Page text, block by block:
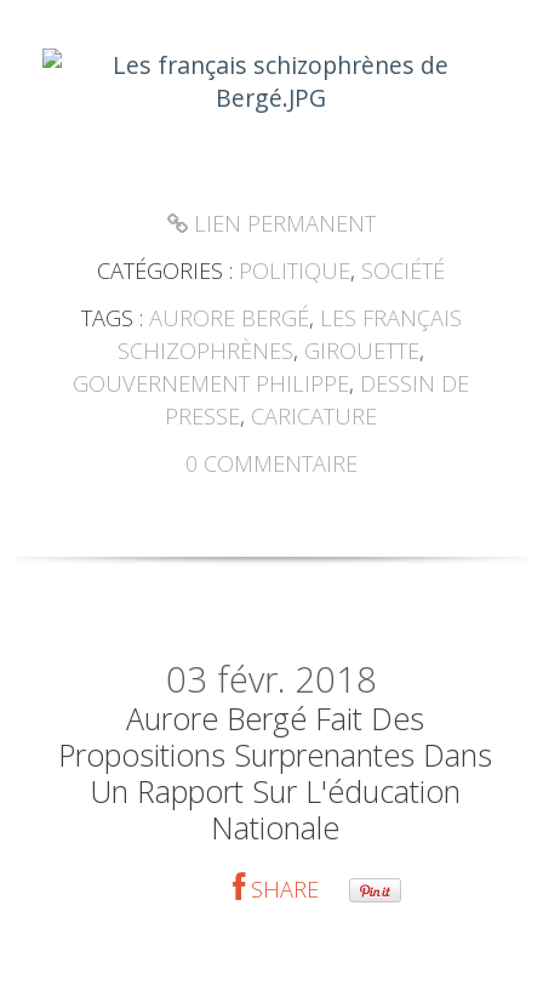
LIEN PERMANENT
CATÉGORIES : POLITIQUE, SOCIÉTÉ
TAGS : AURORE BERGÉ, LES FRANÇAIS
SCHIZOPHRÈNES, GIROUETTE,
GOUVERNEMENT PHILIPPE, DESSIN DE
PRESSE, CARICATURE
0 COMMENTAIRE
03 févr. 2018
Aurore Bergé Fait Des
Propositions Surprenantes Dans
Un Rapport Sur L'éducation
Nationale
SHARE